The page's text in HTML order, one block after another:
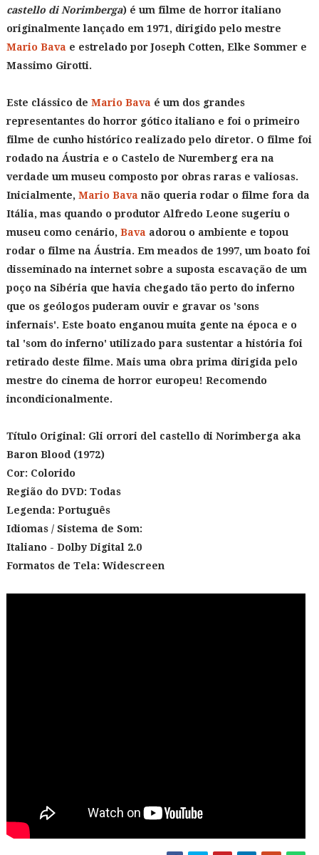
castello di Norimberga) é um filme de horror italiano
originalmente lançado em 1971, dirigido pelo mestre
Mario Bava e estrelado por Joseph Cotten, Elke Sommer e
Massimo Girotti.
Este clássico de Mario Bava é um dos grandes
representantes do horror gótico italiano e foi o primeiro
filme de cunho histórico realizado pelo diretor. O filme foi
rodado na Áustria e o Castelo de Nuremberg era na
verdade um museu composto por obras raras e valiosas.
Inicialmente, Mario Bava não queria rodar o filme fora da
Itália, mas quando o produtor Alfredo Leone sugeriu o
museu como cenário, Bava adorou o ambiente e topou
rodar o filme na Áustria. Em meados de 1997, um boato foi
disseminado na internet sobre a suposta escavação de um
poço na Sibéria que havia chegado tão perto do inferno
que os geólogos puderam ouvir e gravar os 'sons
infernais'. Este boato enganou muita gente na época e o
tal 'som do inferno' utilizado para sustentar a história foi
retirado deste filme. Mais uma obra prima dirigida pelo
mestre do cinema de horror europeu! Recomendo
incondicionalmente.
Título Original: Gli orrori del castello di Norimberga aka
Baron Blood (1972)
Cor: Colorido
Região do DVD: Todas
Legenda: Português
Idiomas / Sistema de Som:
Italiano - Dolby Digital 2.0
Formatos de Tela: Widescreen